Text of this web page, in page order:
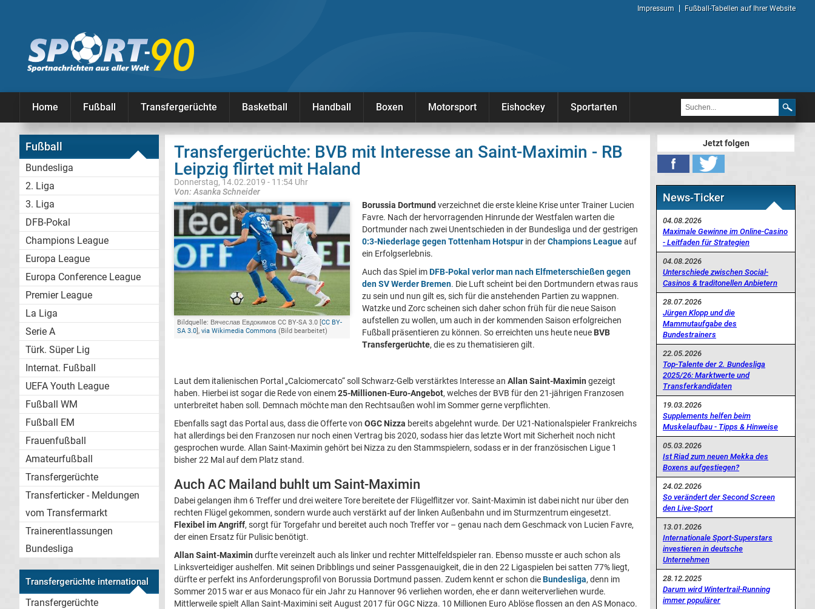
Impressum Fußball-Tabellen auf Ihrer Website
Home Fußball Transfergerüchte Basketball Handball Boxen Motorsport Eishockey Sportarten
Fußball
Bundesliga
2. Liga
3. Liga
DFB-Pokal
Champions League
Europa League
Europa Conference League
Premier League
La Liga
Serie A
Türk. Süper Lig
Internat. Fußball
UEFA Youth League
Fußball WM
Fußball EM
Frauenfußball
Amateurfußball
Transfergerüchte
Transferticker - Meldungen
vom Transfermarkt
Trainerentlassungen
Bundesliga
Transfergerüchte international
Transfergerüchte
Transfergerüchte: BVB mit Interesse an Saint-Maximin - RB
Leipzig flirtet mit Haland
Donnerstag, 14.02.2019 - 11:54 Uhr
Von: Asanka Schneider
Bildquelle: Вячеслав Евдокимов CC BY-SA 3.0 [CC BY-
SA 3.0], via Wikimedia Commons (Bild bearbeitet)
Borussia Dortmund verzeichnet die erste kleine Krise unter Trainer Lucien
Favre. Nach der hervorragenden Hinrunde der Westfalen warten die
Dortmunder nach zwei Unentschieden in der Bundesliga und der gestrigen
0:3-Niederlage gegen Tottenham Hotspur in derChampions Leagueauf
ein Erfolgserlebnis.
Auch das Spiel imDFB-Pokal verlor man nach Elfmeterschießen gegen
den SV Werder Bremen. Die Luft scheint bei den Dortmundern etwas raus
zu sein und nun gilt es, sich für die anstehenden Partien zu wappnen.
Watzke und Zorc scheinen sich daher schon früh für die neue Saison
aufstellen zu wollen, um auch in der kommenden Saison erfolgreichen
Fußball präsentieren zu können. So erreichten uns heute neue BVB
Transfergerüchte, die es zu thematisieren gilt.
Laut dem italienischen Portal „Calciomercato“ soll Schwarz-Gelb verstärktes Interesse an Allan Saint-Maximin gezeigt
haben. Hierbei ist sogar die Rede von einem25-Millionen-Euro-Angebot, welches der BVB für den 21-jährigen Franzosen
unterbreitet haben soll. Demnach möchte man den Rechtsaußen wohl im Sommer gerne verpflichten.
Ebenfalls sagt das Portal aus, dass die Offerte von OGC Nizza bereits abgelehnt wurde. Der U21-Nationalspieler Frankreichs
hat allerdings bei den Franzosen nur noch einen Vertrag bis 2020, sodass hier das letzte Wort mit Sicherheit noch nicht
gesprochen wurde. Allan Saint-Maximin gehört bei Nizza zu den Stammspielern, sodass er in der französischen Ligue 1
bisher 22 Mal auf dem Platz stand.
Auch AC Mailand buhlt um Saint-Maximin
Dabei gelangen ihm 6 Treffer und drei weitere Tore bereitete der Flügelflitzer vor. Saint-Maximin ist dabei nicht nur über den
rechten Flügel gekommen, sondern wurde auch verstärkt auf der linken Außenbahn und im Sturmzentrum eingesetzt.
Flexibel im Angriff, sorgt für Torgefahr und bereitet auch noch Treffer vor – genau nach dem Geschmack von Lucien Favre,
der einen Ersatz für Pulisic benötigt.
Allan Saint-Maximin durfte vereinzelt auch als linker und rechter Mittelfeldspieler ran. Ebenso musste er auch schon als
Linksverteidiger aushelfen. Mit seinen Dribblings und seiner Passgenauigkeit, die in den 22 Ligaspielen bei satten 77% liegt,
dürfte er perfekt ins Anforderungsprofil von Borussia Dortmund passen. Zudem kennt er schon dieBundesliga, denn im
Sommer 2015 war er aus Monaco für ein Jahr zu Hannover 96 verliehen worden, ehe er dann weiterverliehen wurde.
Mittlerweile spielt Allan Saint-Maximini seit August 2017 für OGC Nizza. 10 Millionen Euro Ablöse flossen an den AS Monaco.
Jetzt folgen
News-Ticker
04.08.2026
Maximale Gewinne im Online-Casino
- Leitfaden für Strategien
04.08.2026
Unterschiede zwischen Social-
Casinos & traditonellen Anbietern
28.07.2026
Jürgen Klopp und die
Mammutaufgabe des
Bundestrainers
22.05.2026
Top-Talente der 2. Bundesliga
2025/26: Marktwerte und
Transferkandidaten
19.03.2026
Supplements helfen beim
Muskelaufbau - Tipps & Hinweise
05.03.2026
Ist Riad zum neuen Mekka des
Boxens aufgestiegen?
24.02.2026
So verändert der Second Screen
den Live-Sport
13.01.2026
Internationale Sport-Superstars
investieren in deutsche
Unternehmen
28.12.2025
Darum wird Wintertrail-Running
immer populärer